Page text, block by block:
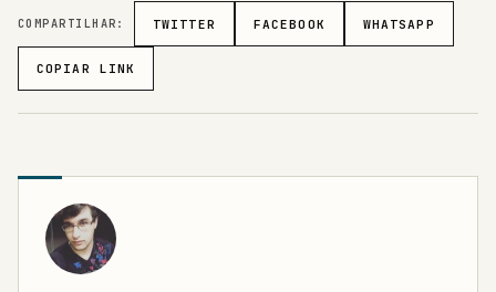
COMPARTILHAR: TWITTER FACEBOOK WHATSAPP
COPIAR LINK